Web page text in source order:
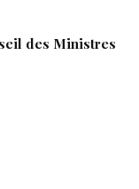
des Ministres